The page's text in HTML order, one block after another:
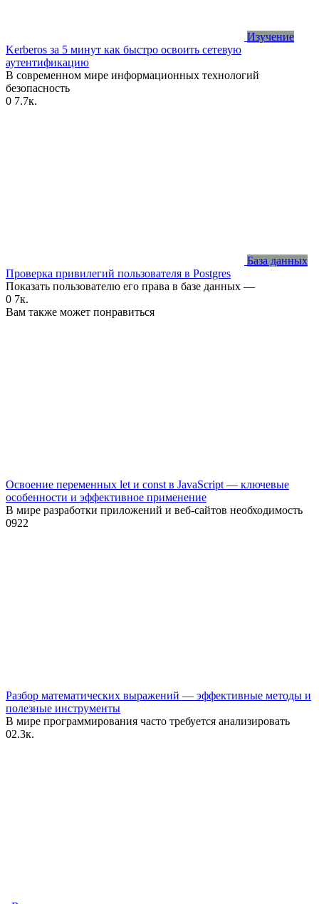
Изучение
Kerberos за 5 минут как быстро освоить сетевую
аутентификацию
В современном мире информационных технологий
безопасность
0 7.7к.
База данных
Проверка привилегий пользователя в Postgres
Показать пользователю его права в базе данных —
0 7к.
Вам также может понравиться
Освоение переменных let и const в JavaScript — ключевые
особенности и эффективное применение
В мире разработки приложений и веб-сайтов необходимость
0922
Разбор математических выражений — эффективные методы и
полезные инструменты
В мире программирования часто требуется анализировать
02.3к.